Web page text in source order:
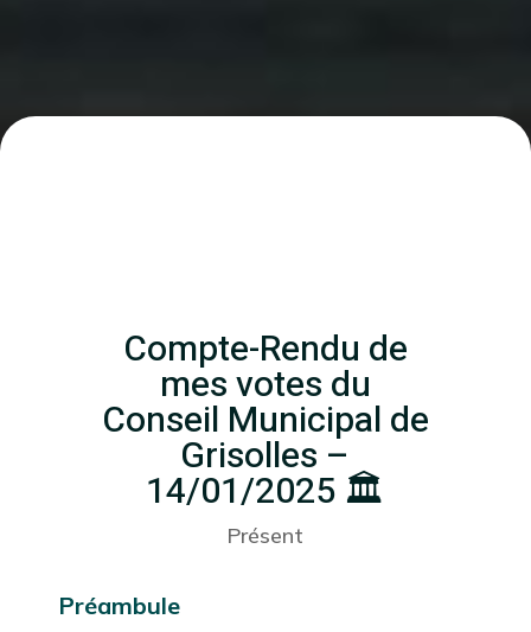
Compte-Rendu de
mes votes du
Conseil Municipal de
Grisolles –
14/01/2025 🏛️
Présent
Préambule